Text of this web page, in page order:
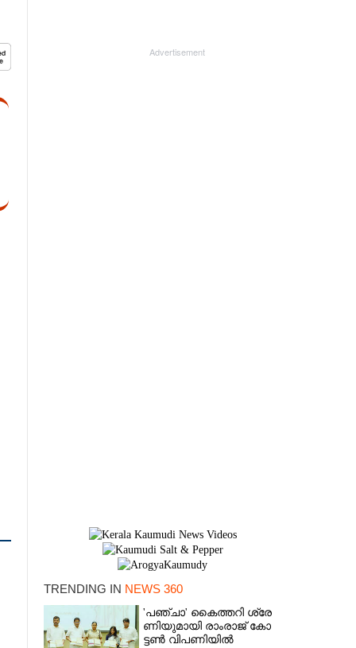
Advertisement
TRENDING IN NEWS 360
'​പ​ഞ്ചാ​'​ ​കൈ​ത്ത​റി​ ​ശ്രേ​
ണി​യു​മാ​യി​ ​രാം​രാ​ജ് ​കോ​
ട്ടൺ വിപണിയിൽ
×